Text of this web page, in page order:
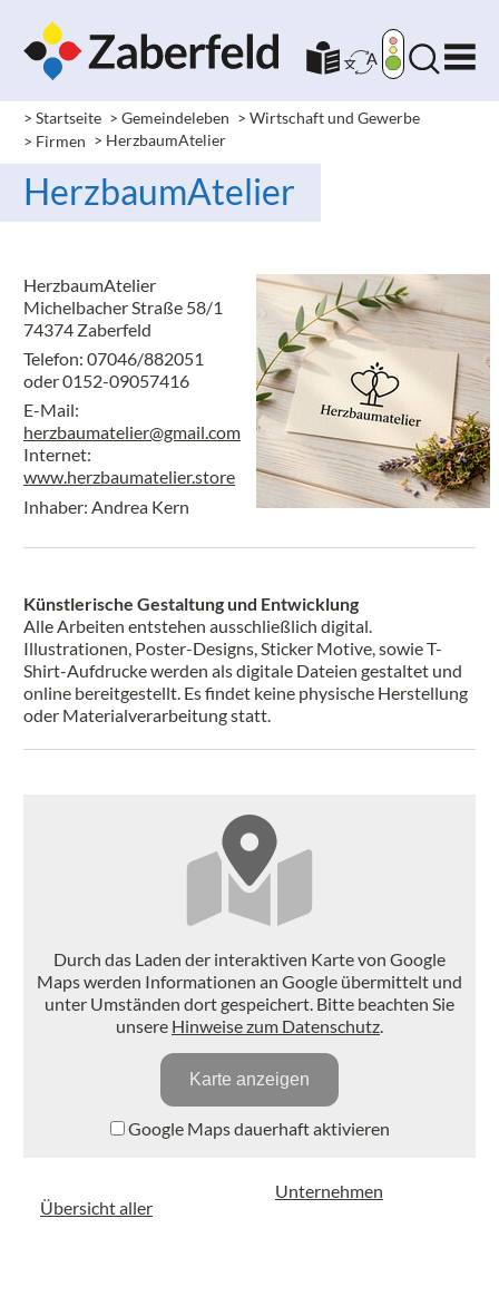
> Startseite > Gemeindeleben > Wirtschaft und Gewerbe
> Firmen > HerzbaumAtelier
HerzbaumAtelier
HerzbaumAtelier
Michelbacher Straße 58/1
74374 Zaberfeld
Telefon: 07046/882051
oder 0152-09057416
E-Mail:
herzbaumatelier@gmail.com
Internet:
www.herzbaumatelier.store
Inhaber: Andrea Kern
Künstlerische Gestaltung und Entwicklung
Alle Arbeiten entstehen ausschließlich digital.
Illustrationen, Poster-Designs, Sticker Motive, sowie T-
Shirt-Aufdrucke werden als digitale Dateien gestaltet und
online bereitgestellt. Es findet keine physische Herstellung
oder Materialverarbeitung statt.
Durch das Laden der interaktiven Karte von Google
Maps werden Informationen an Google übermittelt und
unter Umständen dort gespeichert. Bitte beachten Sie
unsere Hinweise zum Datenschutz
Karte anzeigen
Google Maps dauerhaft aktivieren
Übersicht aller
Unternehmen